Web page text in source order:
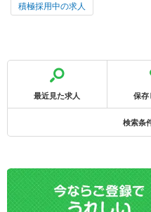
積極採用中の求人
最近見た求人 保存
検索条